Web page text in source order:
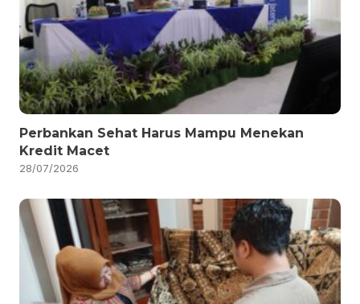
Perbankan Sehat Harus Mampu Menekan
Kredit Macet
28/07/2026